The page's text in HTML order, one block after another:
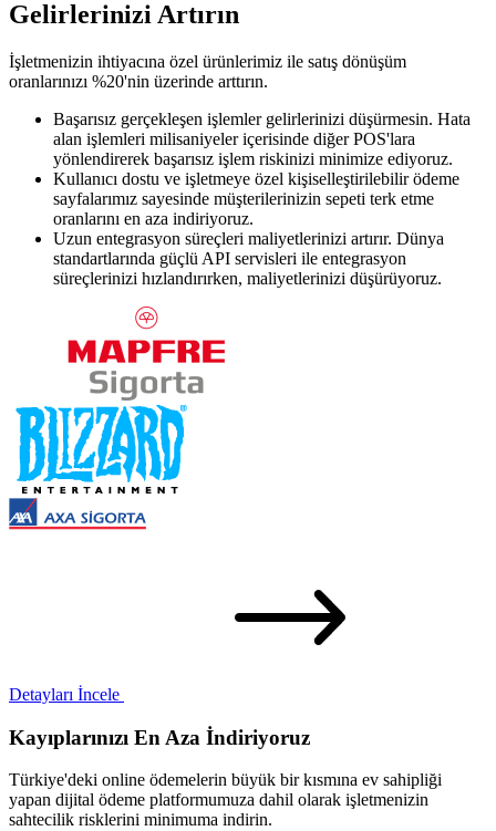
Gelirlerinizi Artırın
İşletmenizin ihtiyacına özel ürünlerimiz ile satış dönüşüm
oranlarınızı %20'nin üzerinde arttırın.
Başarısız gerçekleşen işlemler gelirlerinizi düşürmesin. Hata
alan işlemleri milisaniyeler içerisinde diğer POS'lara
yönlendirerek başarısız işlem riskinizi minimize ediyoruz.
Kullanıcı dostu ve işletmeye özel kişiselleştirilebilir ödeme
sayfalarımız sayesinde müşterilerinizin sepeti terk etme
oranlarını en aza indiriyoruz.
Uzun entegrasyon süreçleri maliyetlerinizi artırır. Dünya
standartlarında güçlü API servisleri ile entegrasyon
süreçlerinizi hızlandırırken, maliyetlerinizi düşürüyoruz.
Detayları İncele
Kayıplarınızı En Aza İndiriyoruz
Türkiye'deki online ödemelerin büyük bir kısmına ev sahipliği
yapan dijital ödeme platformumuza dahil olarak işletmenizin
sahtecilik risklerini minimuma indirin.